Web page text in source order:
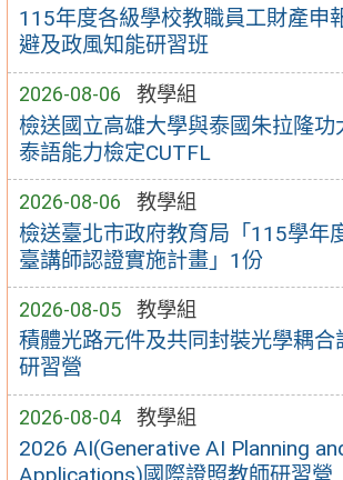
115年度各級學校教職員工財產申
避及政風知能研習班
2026-08-06 教學組
檢送國立高雄大學與泰國朱拉隆功
泰語能力檢定CUTFL
2026-08-06 教學組
檢送臺北市政府教育局「115學年
臺講師認證實施計畫」1份
2026-08-05 教學組
積體光路元件及共同封裝光學耦合
研習營
2026-08-04 教學組
2026 AI(Generative AI Planning